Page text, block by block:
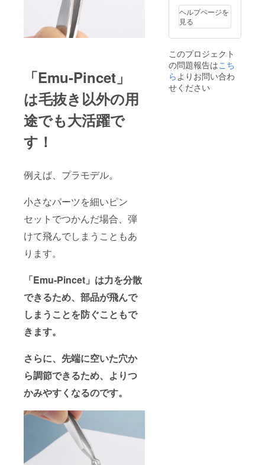
「Emu-Pincet」
は毛抜き以外の用
途でも大活躍で
す！
例えば、プラモデル。
小さなパーツを細いピン
セットでつかんだ場合、弾
けて飛んでしまうこともあ
ります。
「Emu-Pincet」は力を分散
できるため、部品が飛んで
しまうことを防ぐこともで
きます。
さらに、先端に空いた穴か
ら調節できるため、よりつ
かみやすくなるのです。
ヘルプページを
見る
このプロジェクト
の問題報告はこち
ら よりお問い合わ
せください